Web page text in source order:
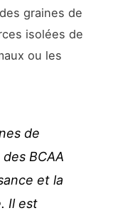
graines de
isolées de
ou les
de
BCAA
et la
Il est